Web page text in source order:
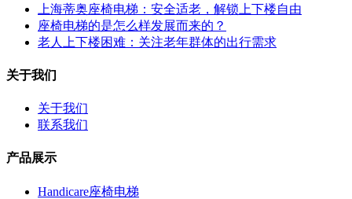
上海蒂奥座椅电梯：安全适老，解锁上下楼自由
座椅电梯的是怎么样发展而来的？
老人上下楼困难：关注老年群体的出行需求
关于我们
关于我们
联系我们
产品展示
Handicare座椅电梯